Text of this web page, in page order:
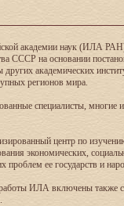
академии наук (ИЛА
СССР на основании
академических
регионов мира.
специалисты, многие
центр по
экономических,
проблем ее государств и
работы ИЛА включены также